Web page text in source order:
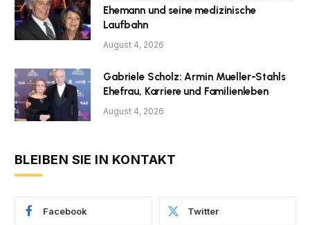
Ehemann und seine medizinische
Laufbahn
August 4, 2026
Gabriele Scholz: Armin Mueller-Stahls
Ehefrau, Karriere und Familienleben
August 4, 2026
BLEIBEN SIE IN KONTAKT
Facebook Twitter